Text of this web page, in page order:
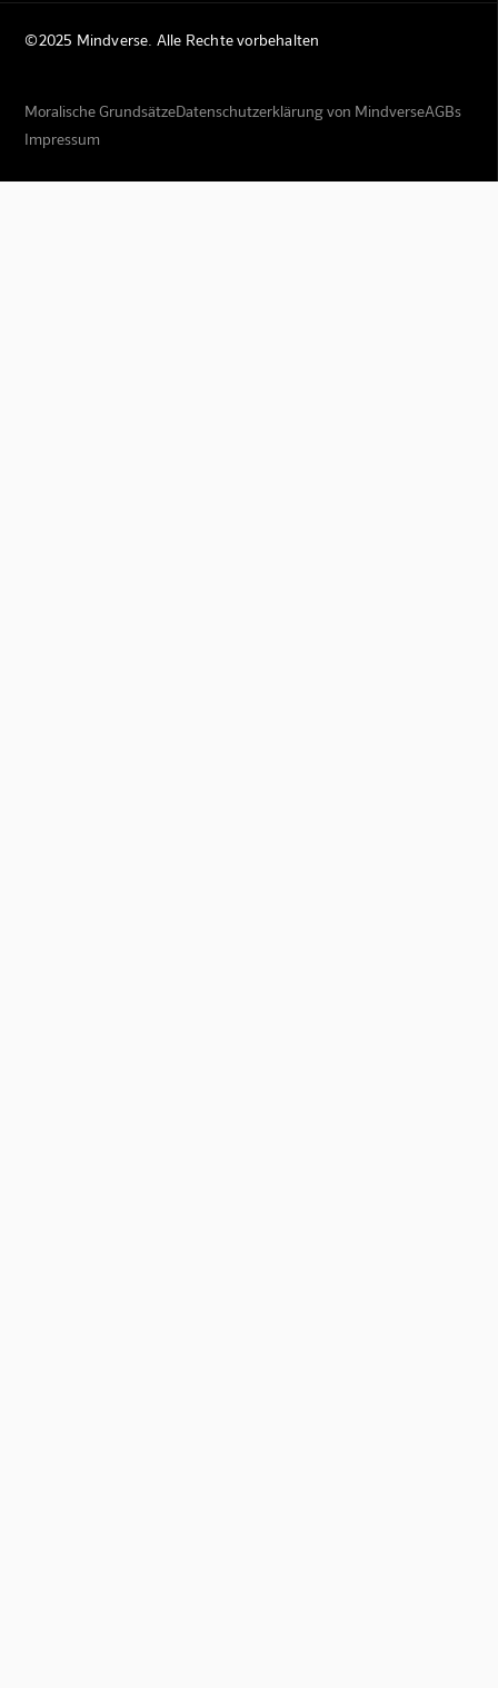
©2025 Mindverse. Alle Rechte vorbehalten
Moralische GrundsätzeDatenschutzerklärung von MindverseAGBs
Impressum